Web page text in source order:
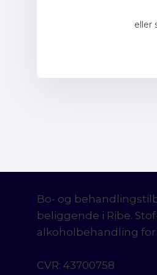
​eller
Bo- og
beliggende i Ribe.
alkoholbehandling for
CVR​: 43700758